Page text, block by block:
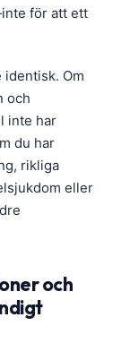
för att ett
Om
och
inte har
du har
rikliga
eller
och